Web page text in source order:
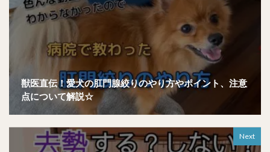
獣医直伝！愛犬の肛門腺絞りのやり方やポイント、注意
点について解説☆
Next